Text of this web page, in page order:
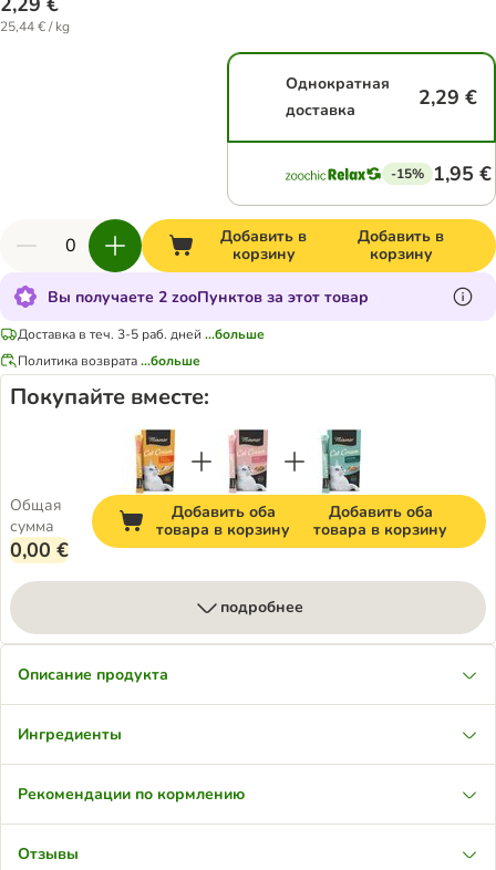
25,44 € / kg
Однократная
доставка
2,29 €
-15% 1,95 €
Добавить в
корзину
Добавить в
корзину
Вы получаете 2 zooПунктов за этот товар
Доставка в теч. 3-5 раб. дней ...больше
Политика возврата...больше
Покупайте вместе:
Общая
сумма
0,00 €
Добавить оба
товара в корзину
Добавить оба
товара в корзину
подробнее
Описание продукта
Ингредиенты
Рекомендации по кормлению
Отзывы